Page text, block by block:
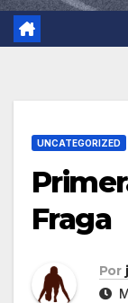
UNCATEGORIZED
Fraga
Por